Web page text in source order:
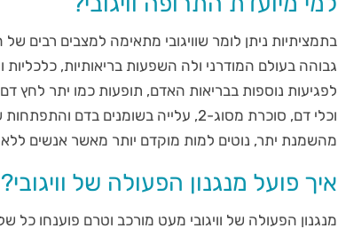
בתמציתיות ניתן לומר שוויגובי מתאימה למצבים
גבוהה בעולם המודרני ולה השפעות בריאותיות,
לפגיעות נוספות בבריאות האדם, תופעות כמו יתר לחץ
וכלי דם, סוכרת מסוג-2, עלייה בשומנים
מהשמנת יתר, נוטים למות מוקדם יותר מאשר אנשים
איך פועל מנגנון הפעולה של וויגובי?
מנגנון הפעולה של וויגובי מעט מורכב וטרם פוענחו כל